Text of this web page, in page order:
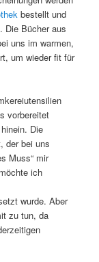
bestellt und
Die Bücher aus
uns im warmen,
um wieder fit für
vorbereitet
Die
der bei uns
Muss“ mir
ich
wurde. Aber
zu tun, da